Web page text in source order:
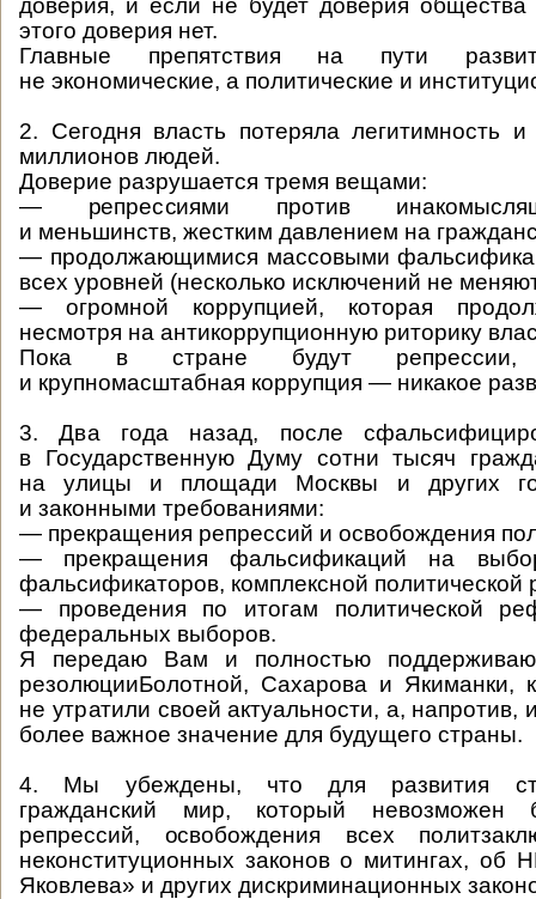
доверия, и если не будет доверия общества
этого доверия нет.
Главные препятствия на пути
не экономические, а политические и
2. Сегодня власть потеряла легитимность
миллионов людей.
Доверие разрушается тремя вещами:
— репрессиями против
и меньшинств, жестким давлением на
— продолжающимися массовыми
всех уровней (несколько исключений не
— огромной коррупцией, которая
несмотря на антикоррупционную риторику
Пока в стране будут репрессии,
и крупномасштабная коррупция — никакое
3. Два года назад, после
в Государственную Думу сотни тысяч
на улицы и площади Москвы и других
и законными требованиями:
— прекращения репрессий и освобождения
— прекращения фальсификаций на
фальсификаторов, комплексной
— проведения по итогам политической
федеральных выборов.
Я передаю Вам и полностью поддерживаю
резолюцииБолотной, Сахарова и Якиманки,
не утратили своей актуальности, а,
более важное значение для будущего страны.
4. Мы убеждены, что для развития
гражданский мир, который невозможен
репрессий, освобождения всех
неконституционных законов о митингах, об
Яковлева» и других дискриминационных